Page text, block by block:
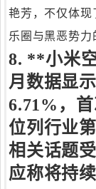
艳芳，不仅体现
乐圈与黑恶势力
8. **小米
月数据显
6.71%，首
位列行业
相关话题
应称将持